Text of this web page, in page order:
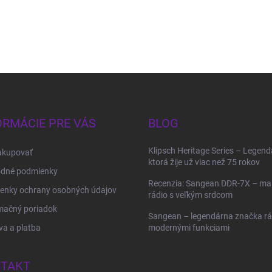
PRE VÁS
podmienky
ochrany osobných údajov
poriadok
a platba
BLOG
Klipsch Heritage Series –
ktorá žije už viac než 75 rokov
Recenzia: Sangean DDR-7X –
rádio s veľkým srdcom
Sangean – legendárna značka
modernými funkciami